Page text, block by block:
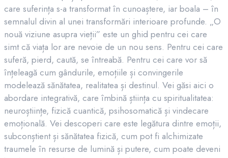
care suferința s-a transformat în cunoaștere, iar boala – în
semnalul divin al unei transformări interioare profunde. „O
nouă viziune asupra vieții” este un ghid pentru cei care
simt că viața lor are nevoie de un nou sens. Pentru cei care
suferă, pierd, caută, se întreabă. Pentru cei care vor să
înțeleagă cum gândurile, emoțiile și convingerile
modelează sănătatea, realitatea și destinul. Vei găsi aici o
abordare integrativă, care îmbină știința cu spiritualitatea:
neuroștiințe, fizică cuantică, psihosomatică și vindecare
emoțională. Vei descoperi care este legătura dintre emoții,
subconștient și sănătatea fizică, cum pot fi alchimizate
traumele în resurse de lumină și putere, cum poate deveni